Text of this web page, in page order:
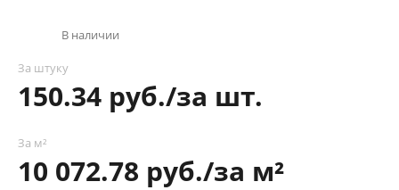
В наличии
За штуку
150.34 руб./за шт.
За м²
10 072.78 руб./за м²